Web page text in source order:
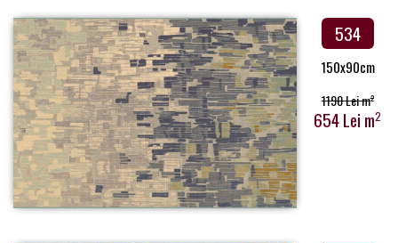
534
150x90cm
1190 Lei m2
654 Lei m2